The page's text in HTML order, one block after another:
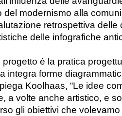
del modernismo alla
retrospettiva delle
delle infografiche
è la pratica
integra forme
Koolhaas, “Le idee
a volte anche artistico, e
gli obiettivi che